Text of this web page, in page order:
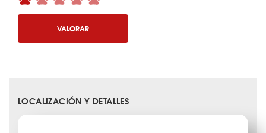
VALORAR
LOCALIZACIÓN Y DETALLES